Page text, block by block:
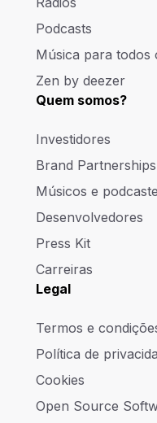
Podcasts
Música para todos
Zen by deezer
Quem somos?
Investidores
Brand Partnerships
Músicos e
Desenvolvedores
Press Kit
Carreiras
Legal
Termos e
Política de
Cookies
Open Source